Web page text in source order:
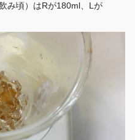
み頃）はRが180ml、Lが